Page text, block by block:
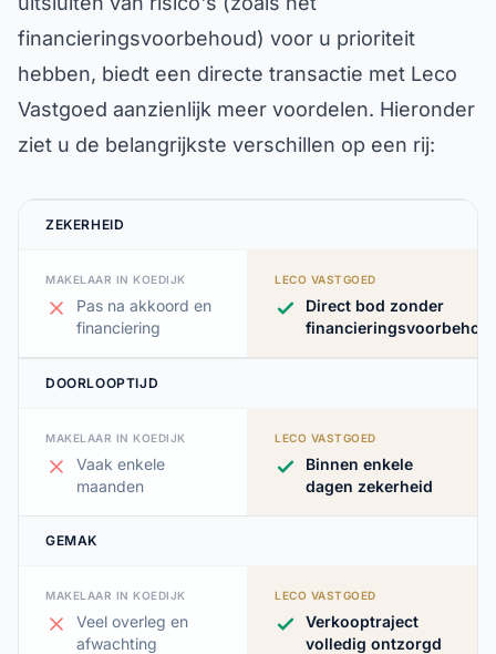
financieringsvoorbehoud) voor u prioriteit
hebben, biedt een directe transactie met Leco
Vastgoed aanzienlijk meer voordelen. Hieronder
ziet u de belangrijkste verschillen op een rij:
ZEKERHEID
MAKELAAR IN KOEDIJK
Pas na akkoord en
financiering
LECO VASTGOED
Direct bod zonder
DOORLOOPTIJD
MAKELAAR IN KOEDIJK
Vaak enkele
maanden
LECO VASTGOED
Binnen enkele
dagen zekerheid
GEMAK
MAKELAAR IN KOEDIJK
Veel overleg en
afwachting
LECO VASTGOED
Verkooptraject
volledig ontzorgd